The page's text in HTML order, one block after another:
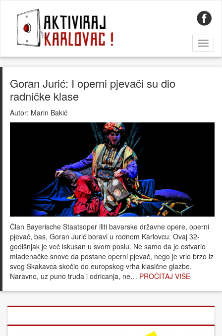
Goran Jurić: I operni pjevači su dio
radničke klase
Autor: Marin Bakić
Član Bayerische Staatsoper iliti bavarske državne opere, operni
pjevač, bas, Goran Jurić boravi u rodnom Karlovcu. Ovaj 32-
godišnjak je već iskusan u svom poslu. Ne samo da je ostvario
mladenačke snove da postane operni pjevač, nego je vrlo brzo iz
svog Skakavca skočio do europskog vrha klasične glazbe.
Naravno, uz puno truda i odricanja, ne… PROČITAJ VIŠE